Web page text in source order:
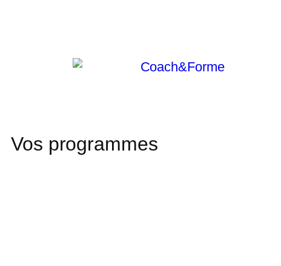
Vos programmes